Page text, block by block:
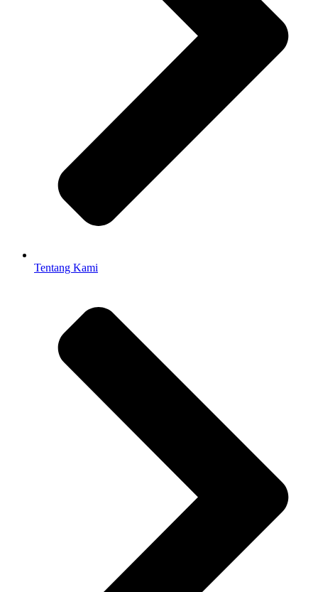
Tentang Kami